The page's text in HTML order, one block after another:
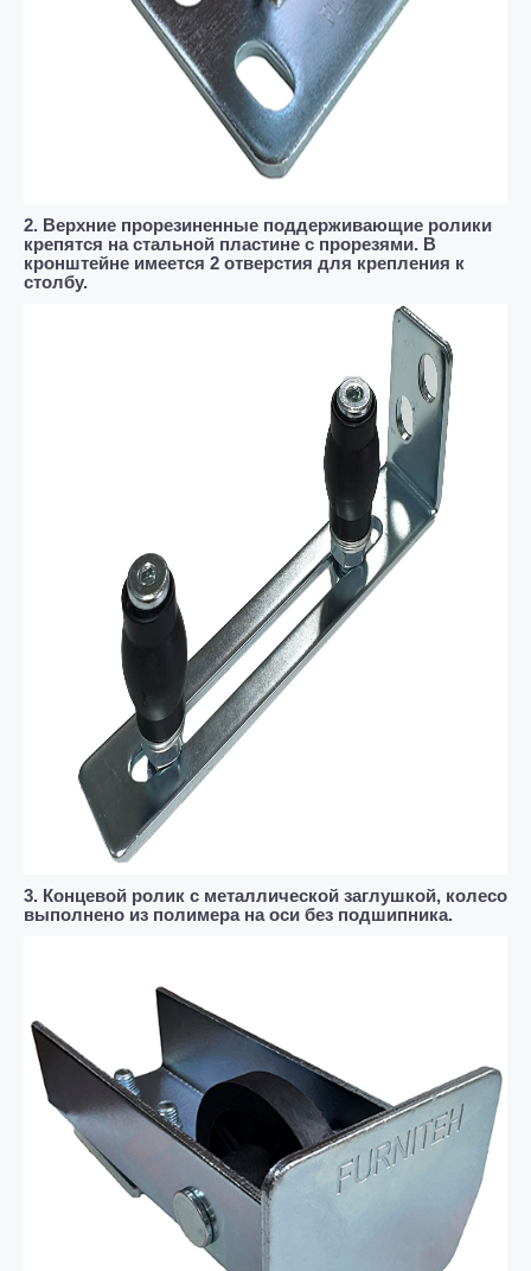
2. Верхние прорезиненные поддерживающие ролики
крепятся на стальной пластине с прорезями. В
кронштейне имеется 2 отверстия для крепления к
столбу.
3. Концевой ролик с металлической заглушкой, колесо
выполнено из полимера на оси без подшипника.